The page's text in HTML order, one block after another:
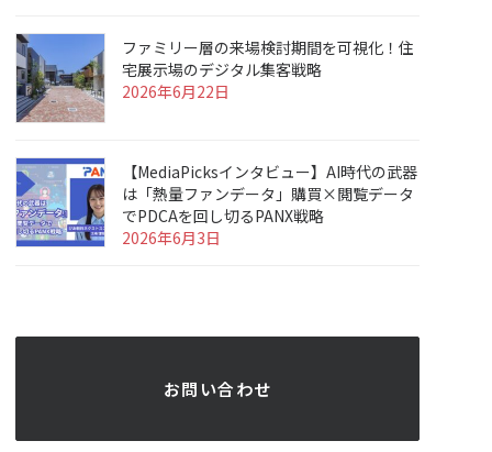
ファミリー層の来場検討期間を可視化！住
宅展示場のデジタル集客戦略
2026年6月22日
【MediaPicksインタビュー】AI時代の武器
は「熱量ファンデータ」購買×閲覧データ
でPDCAを回し切るPANX戦略
2026年6月3日
お問い合わせ